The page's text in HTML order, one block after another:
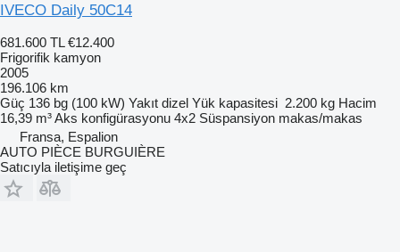
IVECO Daily 50C14
681.600 TL €12.400
Frigorifik kamyon
2005
196.106 km
Güç 136 bg (100 kW) Yakıt dizel Yük kapasitesi 2.200 kg Hacim
16,39 m³Aks konfigürasyonu 4x2 Süspansiyon makas/makas
Fransa, Espalion
AUTO PIÈCE BURGUIÈRE
Satıcıyla iletişime geç